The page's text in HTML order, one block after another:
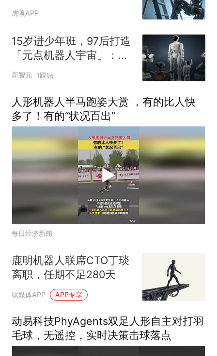
开始了
虎嗅APP
15岁进少年班，97后打造
「元点机器人宇宙」：全
栈技术自研领跑家庭机器
人赛道
新智元 1跟贴
人形机器人半马跑姿大赏 ，有的比人快
多了！有的“状况百出”
每日经济新闻
鹿明机器人联席CTO丁琰
离职，任期不足280天
钛媒体APP APP专享
动易科技PhyAgents双足人形自主对打羽
毛球，无遥控，实时决策击球落点